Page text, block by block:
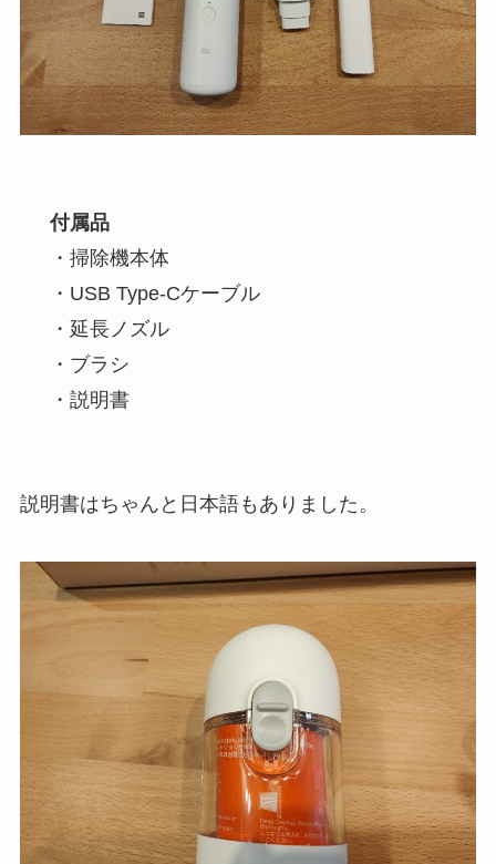
付属品
・掃除機本体
・USB Type-Cケーブル
・延長ノズル
・ブラシ
・説明書
説明書はちゃんと日本語もありました。